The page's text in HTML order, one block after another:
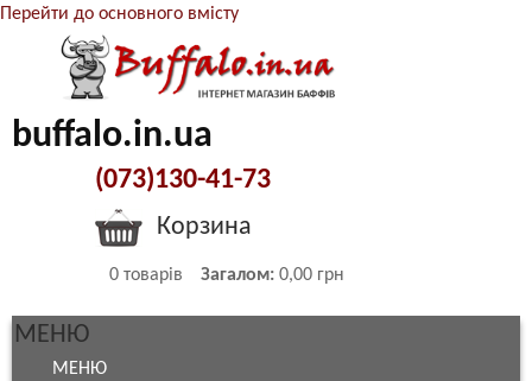
Перейти до основного вмісту
buffalo.in.ua
(073)130-41-73
Корзина
0 товарів Загалом: 0,00 грн
МЕНЮ
МЕНЮ